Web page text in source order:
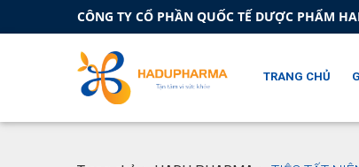
CÔNG TY CỔ PHẦN QUỐC TẾ DƯỢC PHẨM
TRANG CHỦ